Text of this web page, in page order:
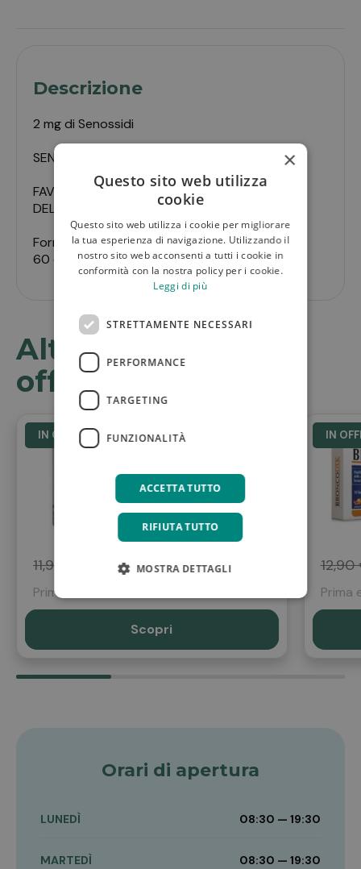
Descrizione
2 mg di Senossidi
SENNAB
FAVORISCE LA REGOLARITÀ
DEL TRANSITO INTESTINALE
Formato
60 compresse rivestite.
Altri prodotti in
offerta
decongestionante
nasale ipertonico
con acqua di ...
IN OFFERTA
11,90 € 9,90 €
Prima era
Scopri
IN
12,90
Prima
Orari di apertura
LUNEDÌ 08:30 — 19:30
MARTEDÌ 08:30 — 19:30
×
Questo sito web utilizza
cookie
Questo sito web utilizza i cookie per migliorare
la tua esperienza di navigazione. Utilizzando il
nostro sito web acconsenti a tutti i cookie in
conformità con la nostra policy per i cookie.
Leggi di più
STRETTAMENTE NECESSARI
PERFORMANCE
TARGETING
FUNZIONALITÀ
ACCETTA TUTTO
RIFIUTA TUTTO
MOSTRA DETTAGLI